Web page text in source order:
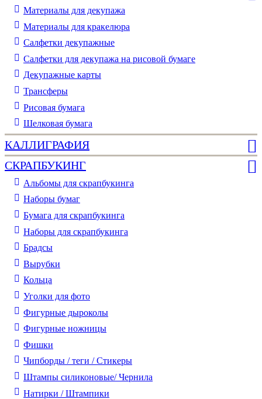
Материалы для декупажа
Материалы для кракелюра
Cалфетки декупажные
Салфетки для декупажа на рисовой бумаге
Декупажные карты
Трансферы
Рисовая бумага
Шелковая бумага
КАЛЛИГРАФИЯ
СКРАПБУКИНГ
Альбомы для скрапбукинга
Наборы бумаг
Бумага для скрапбукинга
Наборы для скрапбукинга
Брадсы
Вырубки
Кольца
Уголки для фото
Фигурные дыроколы
Фигурные ножницы
Фишки
Чипборды / теги / Стикеры
Штампы силиконовые/ Чернила
Натирки / Штампики